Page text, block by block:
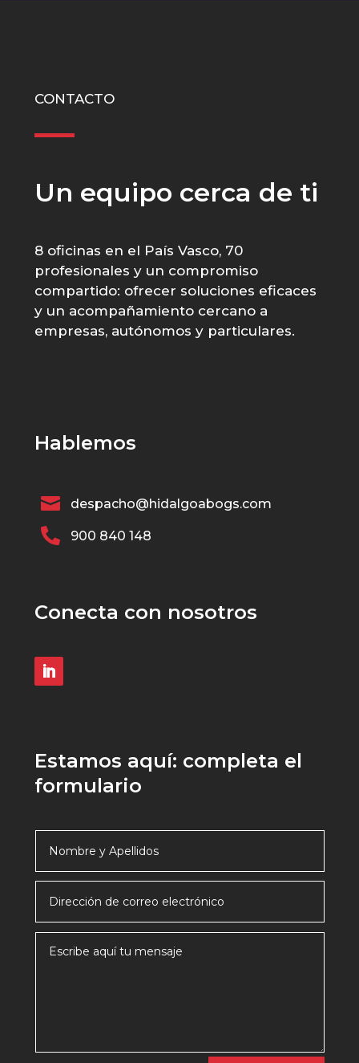
CONTACTO
Un equipo cerca de ti
8 oficinas en el País Vasco, 70
profesionales y un compromiso
compartido: ofrecer soluciones eficaces
y un acompañamiento cercano a
empresas, autónomos y particulares.
Hablemos
 despacho@hidalgoabogs.com
 900 840 148
Conecta con nosotros
Estamos aquí: completa el
formulario